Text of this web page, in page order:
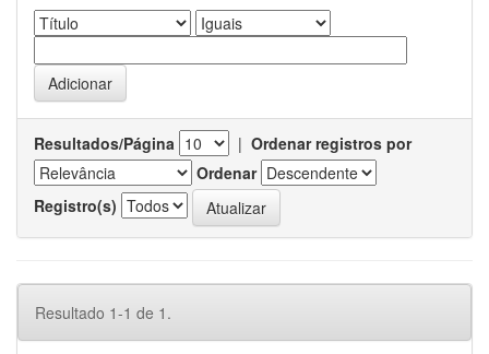
Resultados/Página | Ordenar registros por
Ordenar
Registro(s)
Resultado 1-1 de 1.